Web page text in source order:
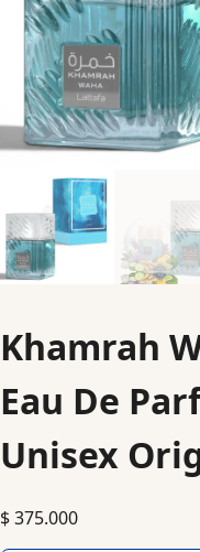
Khamrah
Eau De
Unisex
$375.000